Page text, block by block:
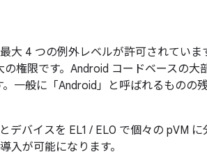
大 4 つの例外レベルが許可されていま
権限です。Android コードベースの
一般に「Android」と呼ばれるものの
デバイスを EL1 / EL0 で個々の pVM
入が可能になります。